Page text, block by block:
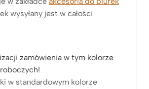
wysyłany jest w całości
zamówienia w tym kolorze
w standardowym kolorze